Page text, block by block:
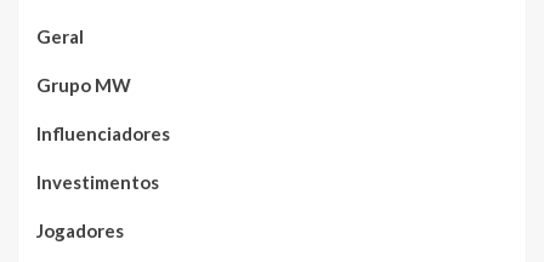
Geral
Grupo MW
Influenciadores
Investimentos
Jogadores